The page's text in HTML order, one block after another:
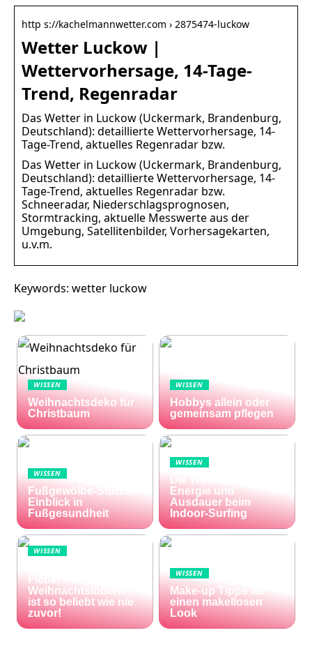
http s://kachelmannwetter.com › 2875474-luckow
Wetter Luckow |
Wettervorhersage, 14-Tage-
Trend, Regenradar
Das Wetter in Luckow (Uckermark, Brandenburg,
Deutschland): detaillierte Wettervorhersage, 14-
Tage-Trend, aktuelles Regenradar bzw.
Das Wetter in Luckow (Uckermark, Brandenburg,
Deutschland): detaillierte Wettervorhersage, 14-
Tage-Trend, aktuelles Regenradar bzw.
Schneeradar, Niederschlagsprognosen,
Stormtracking, aktuelle Messwerte aus der
Umgebung, Satellitenbilder, Vorhersagekarten,
u.v.m.
Keywords: wetter luckow
WISSEN
Weihnachtsdeko für
Christbaum
WISSEN
Hobbys allein oder
gemeinsam pflegen
WISSEN
Fußgewölbe-Stütze:
Einblick in
Fußgesundheit
WISSEN
Die Welle zu Hause:
Energie und
Ausdauer beim
Indoor-Surfing
WISSEN
Fieber – die El Gordo
Weihnachtslotterie
ist so beliebt wie nie
zuvor!
WISSEN
Make-up Tipps für
einen makellosen
Look